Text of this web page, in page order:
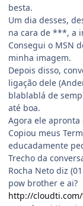
besta.
Um dia desses,
na cara de ***, a
Consegui o MSN
minha imagem.
Depois disso,
ligação dele
blablablá de
até boa.
Agora ele
Copiou meus
educadamente
Trecho da
Rocha Neto diz
pow brother e ai?
http://